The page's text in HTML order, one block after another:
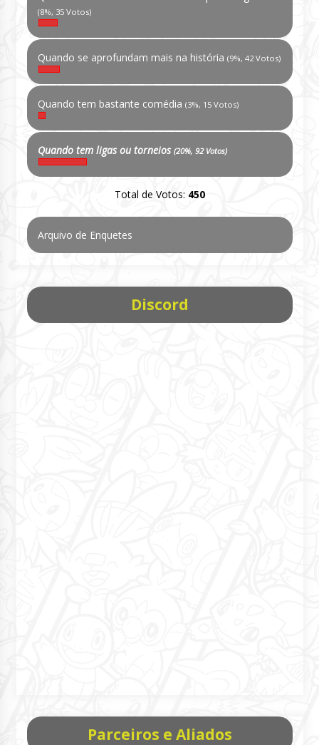
(8%, 35 Votos)
Quando se aprofundam mais na história (9%, 42 Votos)
Quando tem bastante comédia (3%, 15 Votos)
Quando tem ligas ou torneios (20%, 92 Votos)
Total de Votos: 450
Arquivo de Enquetes
Discord
Parceiros e Aliados